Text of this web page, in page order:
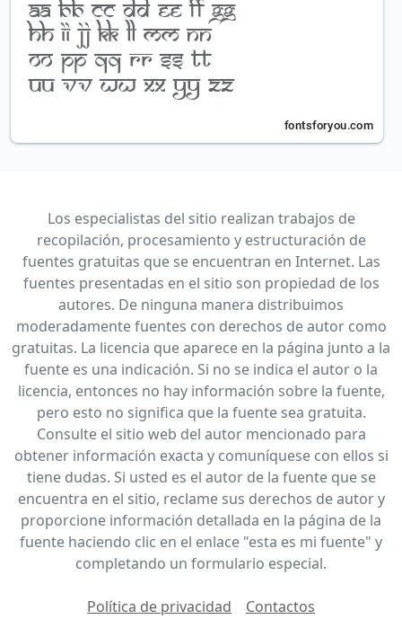
Los especialistas del sitio realizan trabajos de
recopilación, procesamiento y estructuración de
fuentes gratuitas que se encuentran en Internet. Las
fuentes presentadas en el sitio son propiedad de los
autores. De ninguna manera distribuimos
moderadamente fuentes con derechos de autor como
gratuitas. La licencia que aparece en la página junto a la
fuente es una indicación. Si no se indica el autor o la
licencia, entonces no hay información sobre la fuente,
pero esto no significa que la fuente sea gratuita.
Consulte el sitio web del autor mencionado para
obtener información exacta y comuníquese con ellos si
tiene dudas. Si usted es el autor de la fuente que se
encuentra en el sitio, reclame sus derechos de autor y
proporcione información detallada en la página de la
fuente haciendo clic en el enlace "esta es mi fuente" y
completando un formulario especial.
Política de privacidad Contactos